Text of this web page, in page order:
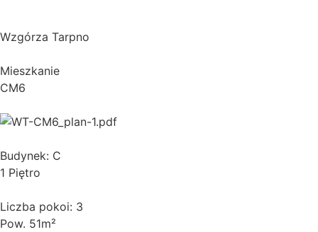
Wzgórza Tarpno
Mieszkanie
CM6
Budynek: C
1 Piętro
Liczba pokoi: 3
Pow. 51m²